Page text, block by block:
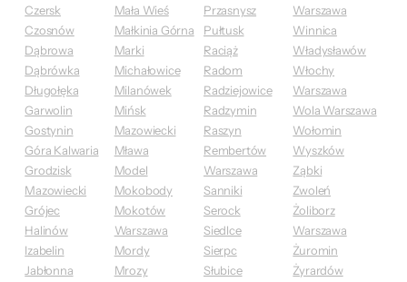
Czersk
Czosnów
Dąbrowa
Dąbrówka
Długołęka
Garwolin
Gostynin
Góra Kalwaria
Grodzisk
Mazowiecki
Grójec
Halinów
Izabelin
Jabłonna
Mała Wieś
Małkinia Górna
Marki
Michałowice
Milanówek
Mińsk
Mazowiecki
Mława
Model
Mokobody
Mokotów
Warszawa
Mordy
Mrozy
Przasnysz
Pułtusk
Raciąż
Radom
Radziejowice
Radzymin
Raszyn
Rembertów
Warszawa
Sanniki
Serock
Siedlce
Sierpc
Słubice
Warszawa
Winnica
Władysławów
Włochy
Warszawa
Wola Warszawa
Wołomin
Wyszków
Ząbki
Zwoleń
Żoliborz
Warszawa
Żuromin
Żyrardów